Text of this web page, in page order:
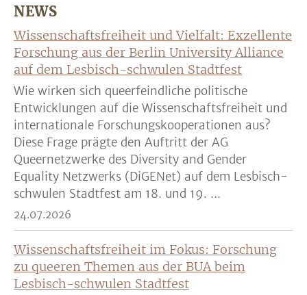
NEWS
Wissenschaftsfreiheit und Vielfalt: Exzellente
Forschung aus der Berlin University Alliance
auf dem Lesbisch-schwulen Stadtfest
Wie wirken sich queerfeindliche politische
Entwicklungen auf die Wissenschaftsfreiheit und
internationale Forschungskooperationen aus?
Diese Frage prägte den Auftritt der AG
Queernetzwerke des Diversity and Gender
Equality Netzwerks (DiGENet) auf dem Lesbisch-
schwulen Stadtfest am 18. und 19. ...
24.07.2026
Wissenschaftsfreiheit im Fokus: Forschung
zu queeren Themen aus der BUA beim
Lesbisch-schwulen Stadtfest